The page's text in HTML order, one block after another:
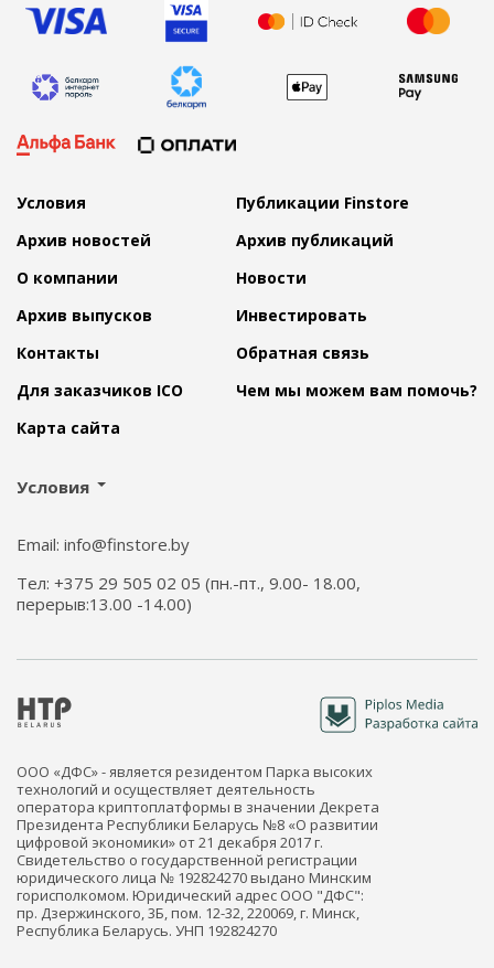
Условия
Публикации Finstore
Архив новостей
Архив публикаций
О компании
Новости
Архив выпусков
Инвестировать
Контакты
Обратная связь
Для заказчиков ICO
Чем мы можем вам помочь?
Карта сайта
Условия
Email: info@finstore.by
Тел: +375 29 505 02 05 (пн.-пт., 9.00- 18.00,
перерыв:13.00 -14.00)
ООО «ДФС» - является резидентом Парка высоких
технологий и осуществляет деятельность
оператора криптоплатформы в значении Декрета
Президента Республики Беларусь №8 «О развитии
цифровой экономики» от 21 декабря 2017 г.
Свидетельство о государственной регистрации
юридического лица № 192824270 выдано Минским
горисполкомом. Юридический адрес ООО "ДФС":
пр. Дзержинского, 3Б, пом. 12-32, 220069, г. Минск,
Республика Беларусь. УНП 192824270